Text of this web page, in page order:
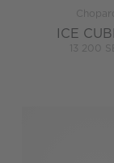
Chopard
ICE
13 200